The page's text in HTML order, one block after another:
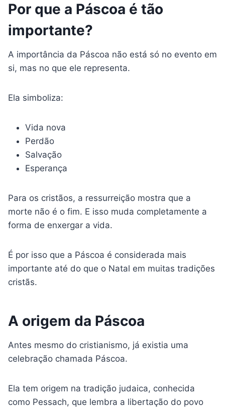
Por que a Páscoa é tão
importante?
A importância da Páscoa não está só no evento em
si, mas no que ele representa.
Ela simboliza:
Vida nova
Perdão
Salvação
Esperança
Para os cristãos, a ressurreição mostra que a
morte não é o fim. E isso muda completamente a
forma de enxergar a vida.
É por isso que a Páscoa é considerada mais
importante até do que o Natal em muitas tradições
cristãs.
A origem da Páscoa
Antes mesmo do cristianismo, já existia uma
celebração chamada Páscoa.
Ela tem origem na tradição judaica, conhecida
como Pessach, que lembra a libertação do povo